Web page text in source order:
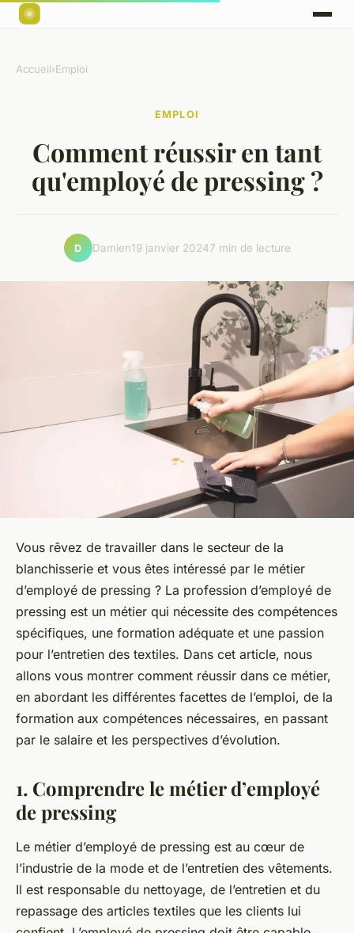
Accueil›Emploi
EMPLOI
Comment réussir en tant
qu'employé de pressing ?
D Damien19 janvier 20247 min de lecture
Vous rêvez de travailler dans le secteur de la
blanchisserie et vous êtes intéressé par le métier
d’employé de pressing ? La profession d’employé de
pressing est un métier qui nécessite des compétences
spécifiques, une formation adéquate et une passion
pour l’entretien des textiles. Dans cet article, nous
allons vous montrer comment réussir dans ce métier,
en abordant les différentes facettes de l’emploi, de la
formation aux compétences nécessaires, en passant
par le salaire et les perspectives d’évolution.
1. Comprendre le métier d’employé
de pressing
Le métier d’employé de pressing est au cœur de
l’industrie de la mode et de l’entretien des vêtements.
Il est responsable du nettoyage, de l’entretien et du
repassage des articles textiles que les clients lui